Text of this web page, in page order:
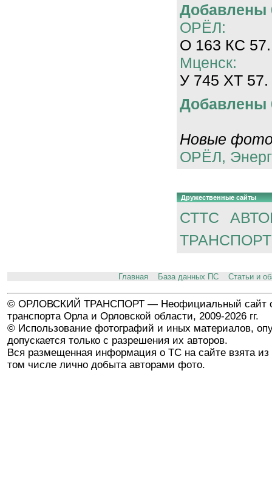
Добавлены
ОРЁЛ:
О 163 КС 57.
Мценск:
У 745 ХТ 57.
Добавлены
Новые
ОРЁЛ,
Дружественные сайты
СТТС
ТРАНСПОРТ
Главная База данных ПС Статьи и
© ОРЛОВСКИЙ ТРАНСПОРТ — Неофициальный сайт
транспорта Орла и Орловской области, 2009-2026 гг.
© Использование фотографий и иных материалов,
допускается только с разрешения их авторов.
Вся размещенная информация о ТС на сайте взята из
том числе лично добыта авторами фото.